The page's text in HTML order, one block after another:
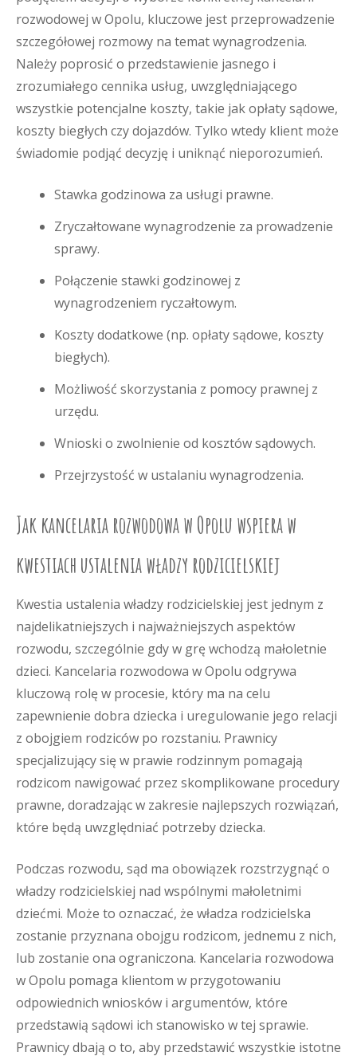
rozwodowej w Opolu, kluczowe jest przeprowadzenie
szczegółowej rozmowy na temat wynagrodzenia.
Należy poprosić o przedstawienie jasnego i
zrozumiałego cennika usług, uwzględniającego
wszystkie potencjalne koszty, takie jak opłaty sądowe,
koszty biegłych czy dojazdów. Tylko wtedy klient może
świadomie podjąć decyzję i uniknąć nieporozumień.
Stawka godzinowa za usługi prawne.
Zryczałtowane wynagrodzenie za prowadzenie
sprawy.
Połączenie stawki godzinowej z
wynagrodzeniem ryczałtowym.
Koszty dodatkowe (np. opłaty sądowe, koszty
biegłych).
Możliwość skorzystania z pomocy prawnej z
urzędu.
Wnioski o zwolnienie od kosztów sądowych.
Przejrzystość w ustalaniu wynagrodzenia.
Jak kancelaria rozwodowa w Opolu wspiera w
kwestiach ustalenia władzy rodzicielskiej
Kwestia ustalenia władzy rodzicielskiej jest jednym z
najdelikatniejszych i najważniejszych aspektów
rozwodu, szczególnie gdy w grę wchodzą małoletnie
dzieci. Kancelaria rozwodowa w Opolu odgrywa
kluczową rolę w procesie, który ma na celu
zapewnienie dobra dziecka i uregulowanie jego relacji
z obojgiem rodziców po rozstaniu. Prawnicy
specjalizujący się w prawie rodzinnym pomagają
rodzicom nawigować przez skomplikowane procedury
prawne, doradzając w zakresie najlepszych rozwiązań,
które będą uwzględniać potrzeby dziecka.
Podczas rozwodu, sąd ma obowiązek rozstrzygnąć o
władzy rodzicielskiej nad wspólnymi małoletnimi
dziećmi. Może to oznaczać, że władza rodzicielska
zostanie przyznana obojgu rodzicom, jednemu z nich,
lub zostanie ona ograniczona. Kancelaria rozwodowa
w Opolu pomaga klientom w przygotowaniu
odpowiednich wniosków i argumentów, które
przedstawią sądowi ich stanowisko w tej sprawie.
Prawnicy dbają o to, aby przedstawić wszystkie istotne